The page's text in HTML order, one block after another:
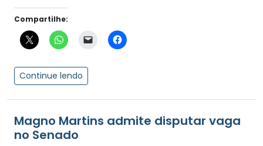
Compartilhe:
Continue lendo
Magno Martins admite disputar vaga
no Senado